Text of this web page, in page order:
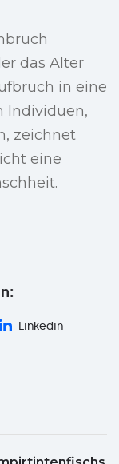
das Alter
in eine
Individuen,
zeichnet
eine
Linkedin